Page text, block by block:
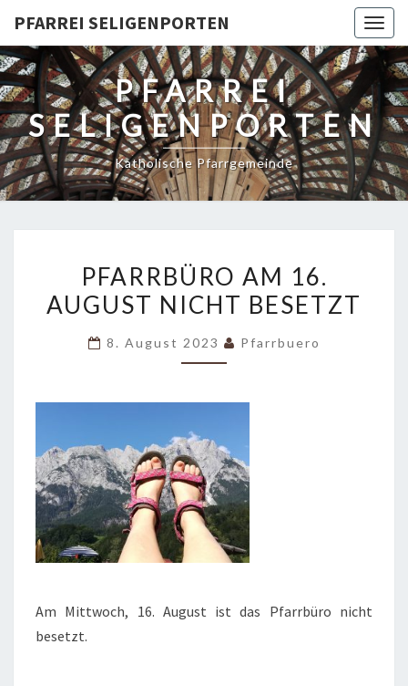
PFARREI SELIGENPORTEN
PFARREI
SELIGENPORTEN
Katholische Pfarrgemeinde
AM
16.
NICHT
PFARRBÜRO AM 16.
AUGUST NICHT BESETZT
8. August 2023 Pfarrbuero
Am Mittwoch, 16. August ist das Pfarrbüro nicht
besetzt.